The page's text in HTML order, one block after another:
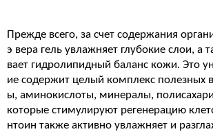
Прежде всего, за счет содержания
э вера гель увлажняет глубокие слои, а
вает гидролипидный баланс кожи. Это
ие содержит целый комплекс полезных
ы, аминокислоты, минералы,
которые стимулируют регенерацию
нтоин также активно увлажняет и